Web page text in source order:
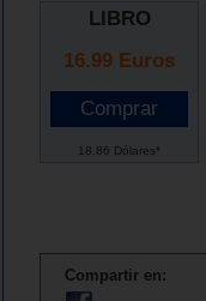
LIBRO
16.99 Euros
18.86 Dólares*
Compartir en: